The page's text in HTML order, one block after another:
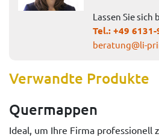
Lassen Sie sich
Tel.:+49
beratung@li-
Verwandte Produkte
Quermappen
Ideal, um Ihre Firma professionell